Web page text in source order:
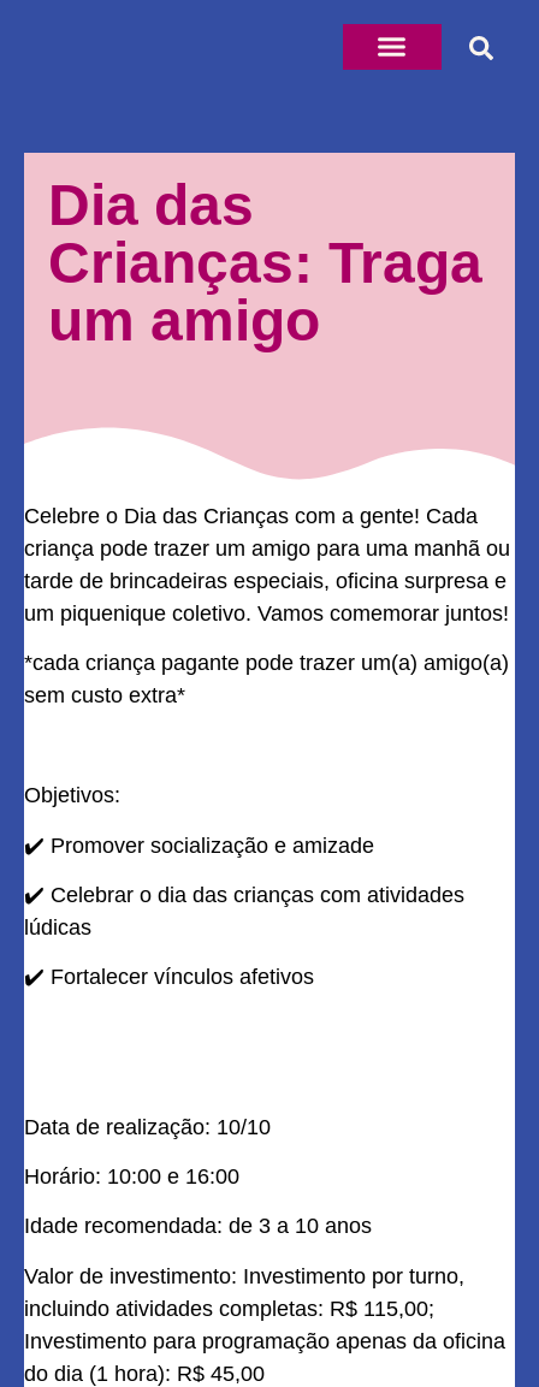
Dia das
Crianças: Traga
um amigo
Celebre o Dia das Crianças com a gente! Cada
criança pode trazer um amigo para uma manhã ou
tarde de brincadeiras especiais, oficina surpresa e
um piquenique coletivo. Vamos comemorar juntos!
*cada criança pagante pode trazer um(a) amigo(a)
sem custo extra*
Objetivos:
✔️ Promover socialização e amizade
✔️ Celebrar o dia das crianças com atividades
lúdicas
✔️ Fortalecer vínculos afetivos
Data de realização: 10/10
Horário: 10:00 e 16:00
Idade recomendada: de 3 a 10 anos
Valor de investimento: Investimento por turno,
incluindo atividades completas: R$ 115,00;
Investimento para programação apenas da oficina
do dia (1 hora): R$ 45,00